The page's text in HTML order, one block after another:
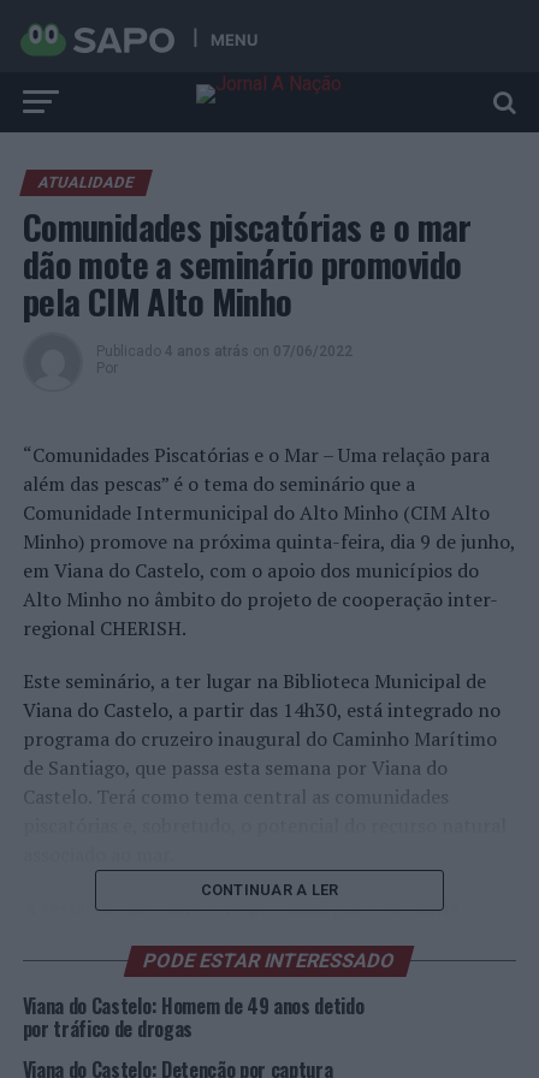
MENU
ATUALIDADE
Comunidades piscatórias e o mar
dão mote a seminário promovido
pela CIM Alto Minho
Publicado 4 anos atrás on 07/06/2022
Por
“Comunidades Piscatórias e o Mar – Uma relação para
além das pescas” é o tema do seminário que a
Comunidade Intermunicipal do Alto Minho (CIM Alto
Minho) promove na próxima quinta-feira, dia 9 de junho,
em Viana do Castelo, com o apoio dos municípios do
Alto Minho no âmbito do projeto de cooperação inter-
regional CHERISH.
Este seminário, a ter lugar na Biblioteca Municipal de
Viana do Castelo, a partir das 14h30, está integrado no
programa do cruzeiro inaugural do Caminho Marítimo
de Santiago, que passa esta semana por Viana do
Castelo. Terá como tema central as comunidades
A sessão de abertura será presidida por José Maria
presidente da Câmara Municipal de Viana do Castelo.
Conta, ainda, com um conjunto de oradores convidados,
entre especialistas, investigadores e atores da chamada
CONTINUAR A LER
PODE ESTAR INTERESSADO
Viana do Castelo: Homem de 49 anos detido
por tráfico de drogas
Viana do Castelo: Detenção por captura